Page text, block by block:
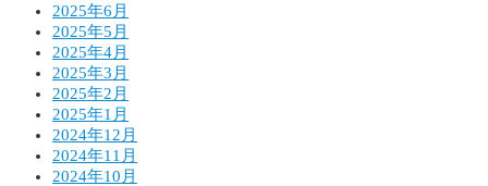
2025年6月
2025年5月
2025年4月
2025年3月
2025年2月
2025年1月
2024年12月
2024年11月
2024年10月